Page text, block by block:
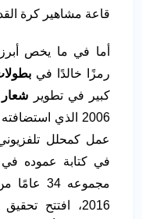
قاعة مشاهير كرة
أما في ما يخص أبرز
رمزًا خالدًا في
كبير في تطوير شعار
2006 الذي
عمل كمحلل
مجموعه
2016، افتتح